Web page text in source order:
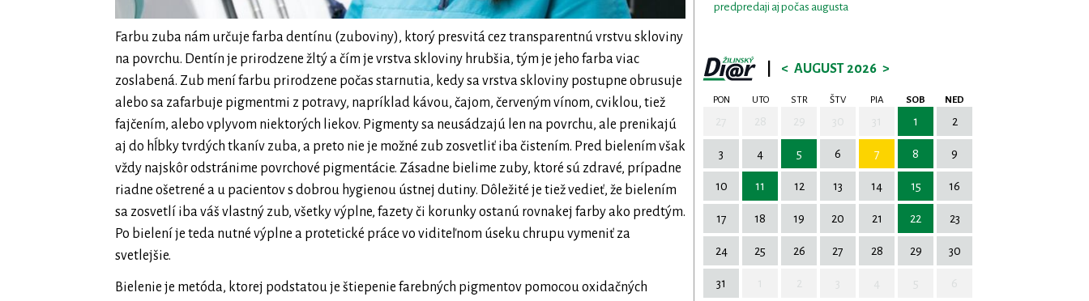
Farbu zuba nám určuje farba dentínu (zuboviny), ktorý presvitá cez transparentnú vrstvu skloviny
na povrchu. Dentín je prirodzene žltý a čím je vrstva skloviny hrubšia, tým je jeho farba viac
zoslabená. Zub mení farbu prirodzene počas starnutia, kedy sa vrstva skloviny postupne obrusuje
alebo sa zafarbuje pigmentmi z potravy, napríklad kávou, čajom, červeným vínom, cviklou, tiež
fajčením, alebo vplyvom niektorých liekov. Pigmenty sa neusádzajú len na povrchu, ale prenikajú
aj do hĺbky tvrdých tkanív zuba, a preto nie je možné zub zosvetliť iba čistením. Pred bielením však
vždy najskôr odstránime povrchové pigmentácie. Zásadne bielime zuby, ktoré sú zdravé, prípadne
riadne ošetrené a u pacientov s dobrou hygienou ústnej dutiny. Dôležité je tiež vedieť, že bielením
sa zosvetlí iba váš vlastný zub, všetky výplne, fazety či korunky ostanú rovnakej farby ako predtým.
Po bielení je teda nutné výplne a protetické práce vo viditeľnom úseku chrupu vymeniť za
svetlejšie.
Bielenie je metóda, ktorej podstatou je štiepenie farebných pigmentov pomocou oxidačných
predpredaji aj počas augusta
< AUGUST 2026 >
PON UTO STR ŠTV PIA SOB NED
1 2
3 4 5 6 7 8 9
10 11 12 13 14 15 16
17 18 19 20 21 22 23
24 25 26 27 28 29 30
31